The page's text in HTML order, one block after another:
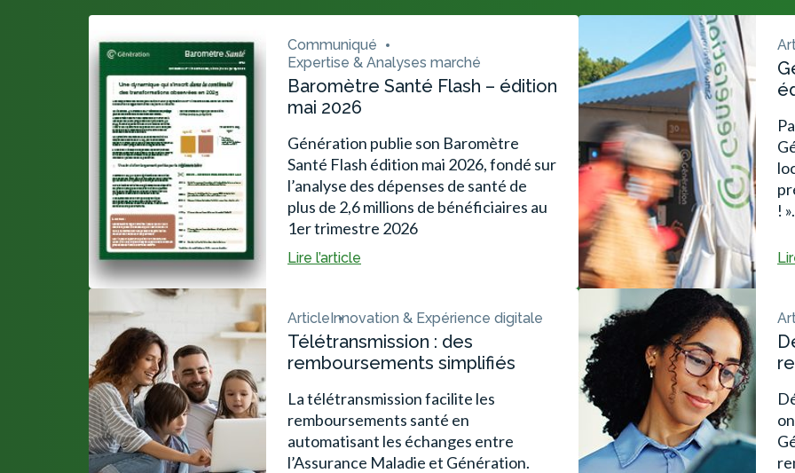
Communiqué
Expertise & Analyses marché
Baromètre Santé Flash – édition
mai 2026
Génération publie son Baromètre
Santé Flash édition mai 2026, fondé sur
l’analyse des dépenses de santé de
plus de 2,6 millions de bénéficiaires au
1er trimestre 2026
Lire l’article
! ».
ArticleInnovation & Expérience digitale
Télétransmission : des
remboursements simplifiés
La télétransmission facilite les
remboursements santé en
automatisant les échanges entre
l’Assurance Maladie et Génération.